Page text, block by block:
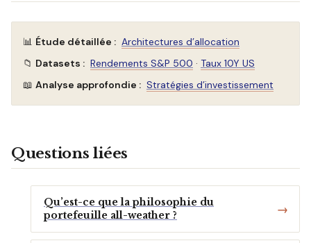
📊 Étude détaillée : Architectures d’allocation
📁 Datasets : Rendements S&P 500 · Taux 10Y US
📖 Analyse approfondie : Stratégies d’investissement
Questions liées
Qu’est-ce que la philosophie du
portefeuille all-weather ?